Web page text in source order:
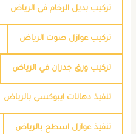
تركيب بديل الرخام في الرياض
تركيب عوازل صوت الرياض
تركيب ورق جدران في الرياض
تنفيذ دهانات ايبوكسي بالرياض
تنفيذ عوازل اسطح بالرياض